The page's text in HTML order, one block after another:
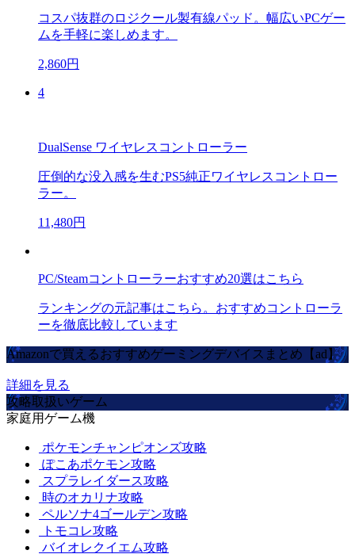
コスパ抜群のロジクール製有線パッド。幅広いPCゲー
ムを手軽に楽しめます。
2,860円
4
DualSense ワイヤレスコントローラー
圧倒的な没入感を生むPS5純正ワイヤレスコントロー
ラー。
11,480円
PC/Steamコントローラーおすすめ20選はこちら
ランキングの元記事はこちら。おすすめコントローラ
ーを徹底比較しています
Amazonで買えるおすすめゲーミングデバイスまとめ【ad】
詳細を見る
攻略取扱いゲーム
家庭用ゲーム機
ポケモンチャンピオンズ攻略
ぽこあポケモン攻略
スプラレイダース攻略
時のオカリナ攻略
ペルソナ4ゴールデン攻略
トモコレ攻略
バイオレクイエム攻略